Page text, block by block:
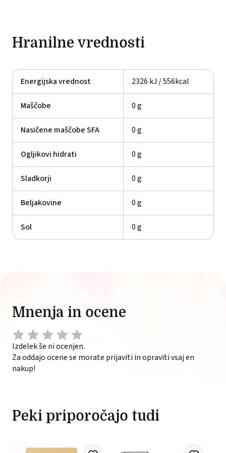
Hranilne vrednosti
Energijska vrednost 2326 kJ / 556kcal
Maščobe 0 g
Nasičene maščobe SFA 0 g
Ogljikovi hidrati 0 g
Sladkorji 0 g
Beljakovine 0 g
Sol 0 g
Mnenja in ocene
Izdelek še ni ocenjen.
Za oddajo ocene se morate prijaviti in opraviti vsaj en
nakup!
Peki priporočajo tudi